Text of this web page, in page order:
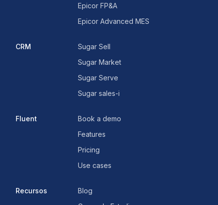
Epicor FP&A
Epicor Advanced MES
CRM
Sugar Sell
Sugar Market
Sugar Serve
Sugar sales-i
Fluent
Book a demo
Features
Pricing
Use cases
Recursos
Blog